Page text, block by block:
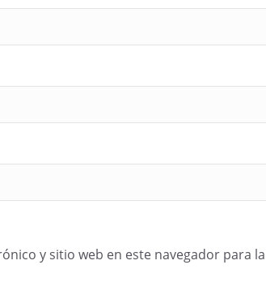
y sitio web en este navegador para